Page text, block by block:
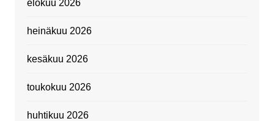
elokuu 2026
heinäkuu 2026
kesäkuu 2026
toukokuu 2026
huhtikuu 2026